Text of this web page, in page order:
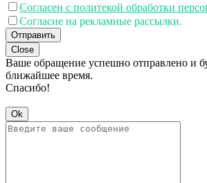
Согласен с политекой обработки
Согласие на рекламные рассылки.
Отправить
Close
Ваше обращение успешно отправлено и
ближайшее время.
Спасибо!
Ok